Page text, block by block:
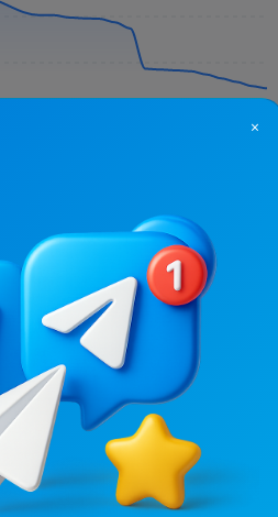
ми з Кривого Рогу 👋🏻
×